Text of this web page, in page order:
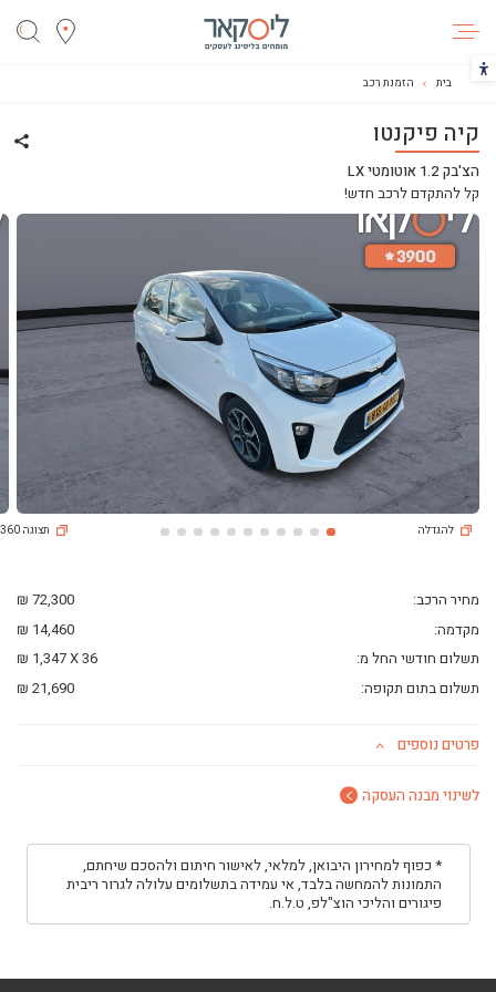
הכפתור משנה את צבעי הקונטרסט
ליסינג
ליסינג מימוני
ליסינג תפעולי
ליסינג פרטי
השכרת רכב
בית הזמנת רכב
קיה פיקנטו
הצ'בק 1.2 אוטומטי LX
קל להתקדם לרכב חדש!
להגדלה תצוגה 360
מחיר הרכב:
72,300 ₪
מקדמה:
14,460 ₪
תשלום חודשי החל מ:
36
1,347 ₪
תשלום בתום תקופה:
21,690 ₪
פרטים נוספים
לשינוי מבנה העסקה
* כפוף למחירון היבואן, למלאי, לאישור חיתום ולהסכם שיחתם,
התמונות להמחשה בלבד, אי עמידה בתשלומים עלולה לגרור ריבית
פיגורים והליכי הוצ"לפ, ט.ל.ח.